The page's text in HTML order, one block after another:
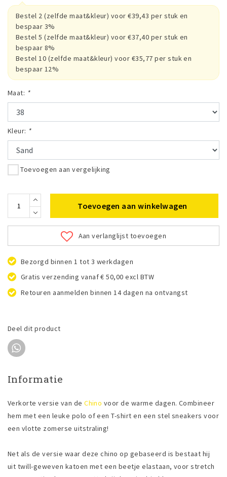
Bestel 2 (zelfde maat&kleur) voor €39,43 per stuk en
bespaar 3%
Bestel 5 (zelfde maat&kleur) voor €37,40 per stuk en
bespaar 8%
Bestel 10 (zelfde maat&kleur) voor €35,77 per stuk en
bespaar 12%
Maat: *
Kleur: *
Toevoegen aan vergelijking
Toevoegen aan winkelwagen
Aan verlanglijst toevoegen
Bezorgd binnen 1 tot 3 werkdagen
Gratis verzending vanaf € 50,00 excl BTW
Retouren aanmelden binnen 14 dagen na ontvangst
Deel dit product
Informatie
Verkorte versie van deChino voor de warme dagen. Combineer
hem met een leuke polo of een T-shirt en een stel sneakers voor
een vlotte zomerse uitstraling!
Net als de versie waar deze chino op gebaseerd is bestaat hij
uit twill-geweven katoen met een beetje elastaan, voor stretch